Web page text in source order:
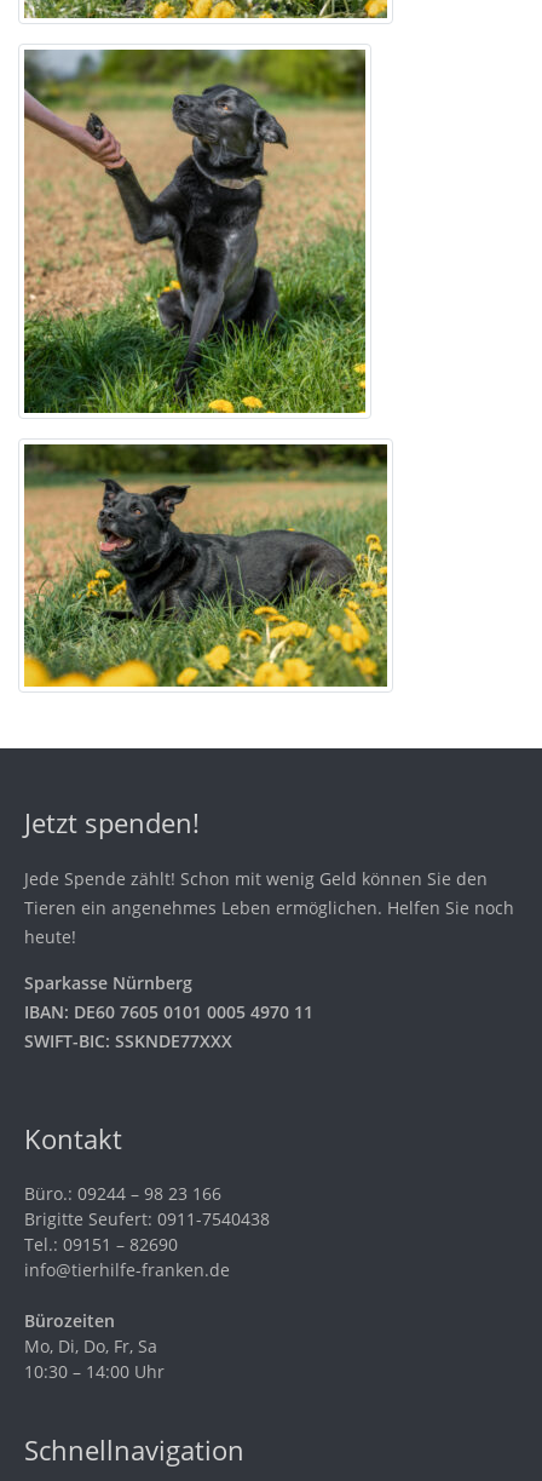
Jetzt spenden!
Jede Spende zählt! Schon mit wenig Geld können Sie den
Tieren ein angenehmes Leben ermöglichen. Helfen Sie noch
heute!
Sparkasse Nürnberg
IBAN: DE60 7605 0101 0005 4970 11
SWIFT-BIC: SSKNDE77XXX
Kontakt
Büro.: 09244 – 98 23 166
Brigitte Seufert: 0911-7540438
Tel.: 09151 – 82690
info@tierhilfe-franken.de
Bürozeiten
Mo, Di, Do, Fr, Sa
10:30 – 14:00 Uhr
Schnellnavigation